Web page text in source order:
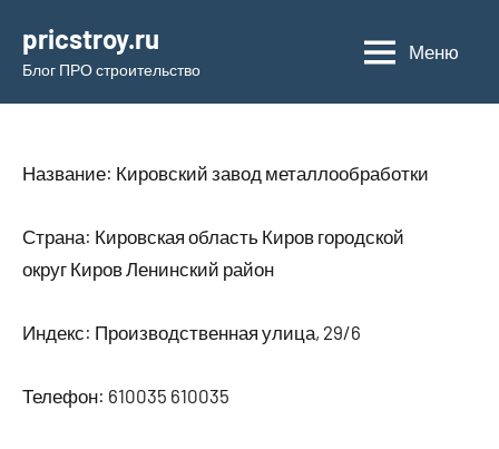
содержимому
pricstroy.ru
Блог ПРО строительство
Меню
Название: Кировский завод металлообработки
Страна: Кировская область Киров городской
округ Киров Ленинский район
Индекс: Производственная улица, 29/6
Телефон: 610035 610035